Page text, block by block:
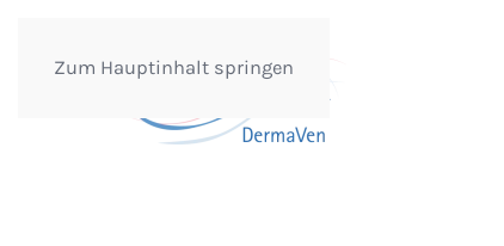
Zum Hauptinhalt springen